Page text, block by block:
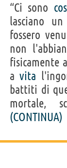
“Ci sono
lasciano un
fossero
non
fisicamente
avita
battiti di
mortale,
(CONTINUA)